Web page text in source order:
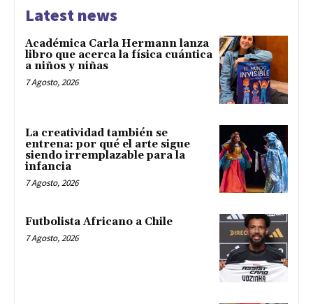
Latest news
Académica Carla Hermann lanza
libro que acerca la física cuántica
a niños y niñas
7 Agosto, 2026
La creatividad también se
entrena: por qué el arte sigue
siendo irremplazable para la
infancia
7 Agosto, 2026
Futbolista Africano a Chile
7 Agosto, 2026